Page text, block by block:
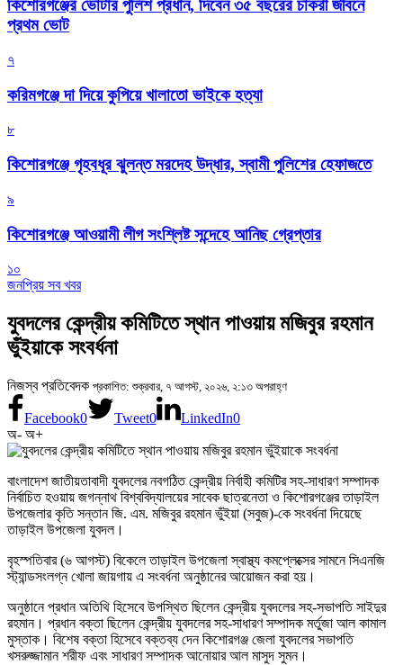
কিশোরগঞ্জের ভোটার পুলিশ প্রধান, দিবেন ৩৫ বছরের চাকরী জীবনে
প্রথম ভোট
৭
করিমগঞ্জে দা দিয়ে কুপিয়ে খালাতো ভাইকে হত্যা
৮
কিশোরগঞ্জে গৃহবধূর ঝুলন্ত মরদেহ উদ্ধার, স্বামী পুলিশের হেফাজতে
৯
কিশোরগঞ্জে আওয়ামী লীগ সংশ্লিষ্ট সন্দেহে আনিছ গ্রেপ্তার
১০
জনপ্রিয় সব খবর
যুবদলের কেন্দ্রীয় কমিটিতে স্থান পাওয়ায় মজিবুর রহমান
ভুঁইয়াকে সংবর্ধনা
নিজস্ব প্রতিবেদক প্রকাশিত: শুক্রবার, ৭ আগস্ট, ২০২৬, ২:১৩ অপরাহ্ণ
Facebook0 Tweet0 LinkedIn0
অ- অ+
বাংলাদেশ জাতীয়তাবাদী যুবদলের নবগঠিত কেন্দ্রীয় নির্বাহী কমিটির সহ-সাধারণ সম্পাদক
নির্বাচিত হওয়ায় জগন্নাথ বিশ্ববিদ্যালয়ের সাবেক ছাত্রনেতা ও কিশোরগঞ্জের তাড়াইল
উপজেলার কৃতি সন্তান জি. এম. মজিবুর রহমান ভুঁইয়া (সবুজ)-কে সংবর্ধনা দিয়েছে
তাড়াইল উপজেলা যুবদল।
বৃহস্পতিবার (৬ আগস্ট) বিকেলে তাড়াইল উপজেলা স্বাস্থ্য কমপ্লেক্সের সামনে সিএনজি
স্ট্যান্ডসংলগ্ন খোলা জায়গায় এ সংবর্ধনা অনুষ্ঠানের আয়োজন করা হয়।
অনুষ্ঠানে প্রধান অতিথি হিসেবে উপস্থিত ছিলেন কেন্দ্রীয় যুবদলের সহ-সভাপতি সাইদুর
রহমান। প্রধান বক্তা ছিলেন কেন্দ্রীয় যুবদলের সহ-সাধারণ সম্পাদক মর্তুজা আল কামাল
মুস্তাক। বিশেষ বক্তা হিসেবে বক্তব্য দেন কিশোরগঞ্জ জেলা যুবদলের সভাপতি
খসরুজ্জামান শরীফ এবং সাধারণ সম্পাদক আনোয়ার আল মাসুদ সুমন।